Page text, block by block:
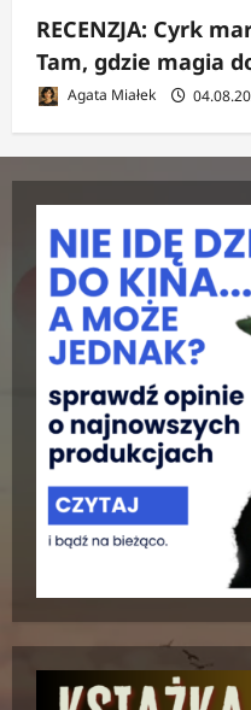
RECENZJA: Cyrk
Tam, gdzie magia
Agata Miałek